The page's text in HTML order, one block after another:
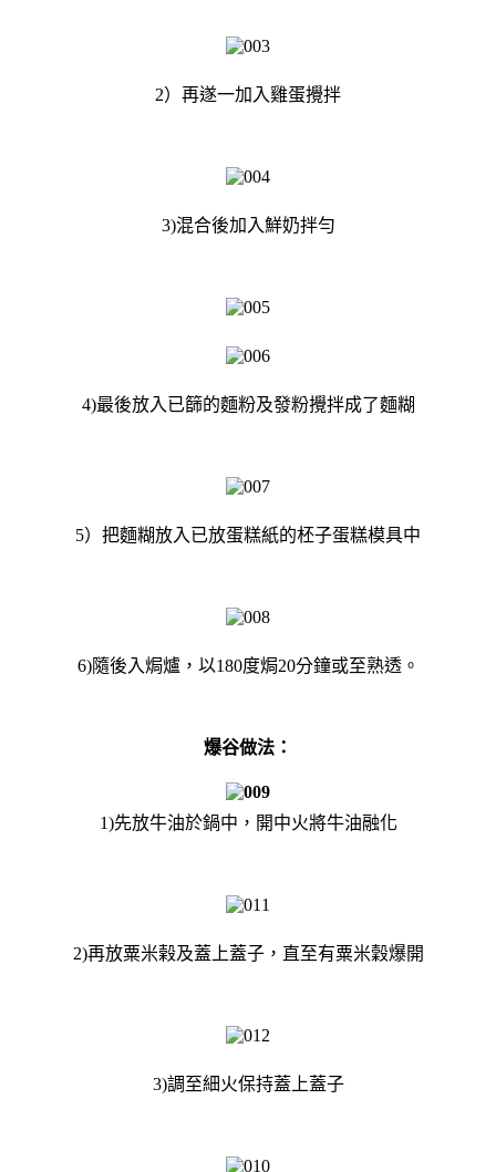
2）再遂一加入雞蛋攪拌
3)混合後加入鮮奶拌勻
4)最後放入已篩的麵粉及發粉攪拌成了麵糊
5）把麵糊放入已放蛋糕紙的柸子蛋糕模具中
6)隨後入焗爐，以180度焗20分鐘或至熟透。
爆谷做法：
1)先放牛油於鍋中，開中火將牛油融化
2)再放粟米榖及蓋上蓋子，直至有粟米穀爆開
3)調至細火保持蓋上蓋子